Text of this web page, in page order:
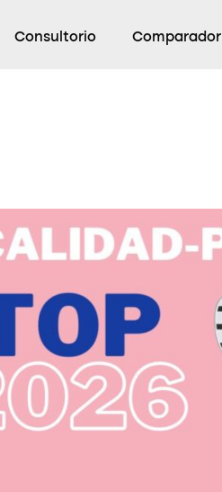
Consultorio Comparador